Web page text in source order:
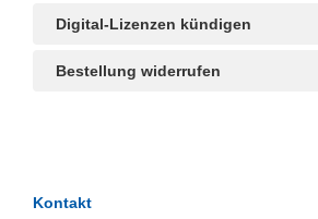
Digital-Lizenzen kündigen
Bestellung widerrufen
Kontakt